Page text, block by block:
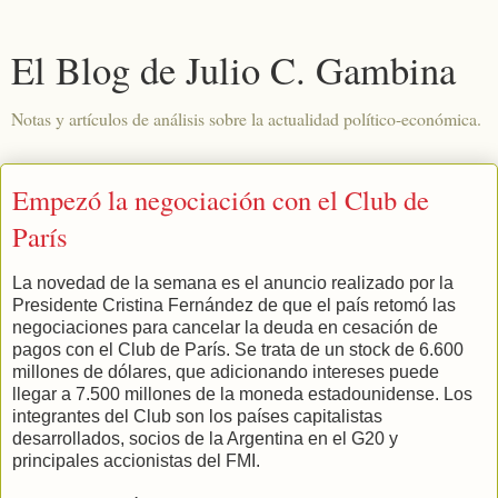
El Blog de Julio C. Gambina
Notas y artículos de análisis sobre la actualidad político-económica.
Empezó la negociación con el Club de
París
La novedad de la semana es el anuncio realizado por la
Presidente Cristina Fernández de que el país retomó las
negociaciones para cancelar la deuda en cesación de
pagos con el Club de París. Se trata de un stock de 6.600
millones de dólares, que adicionando intereses puede
llegar a 7.500 millones de la moneda estadounidense. Los
integrantes del Club son los países capitalistas
desarrollados, socios de la Argentina en el G20 y
principales accionistas del FMI.